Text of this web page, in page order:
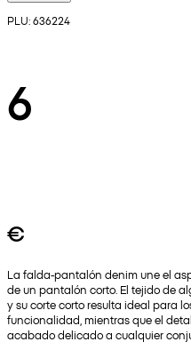
PLU: 636224
6
€
La falda-pantalón denim une el
de un pantalón corto. El tejido de
y su corte corto resulta ideal para
funcionalidad, mientras que el
acabado delicado a cualquier